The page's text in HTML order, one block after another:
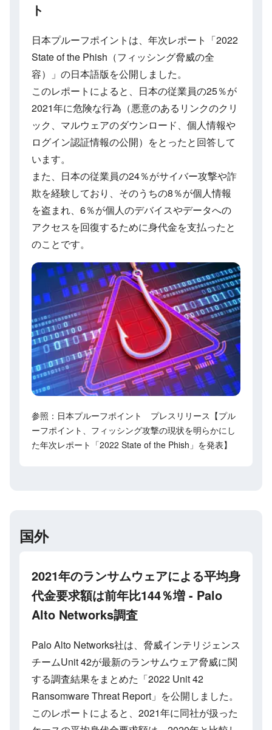
ト
日本プルーフポイントは、年次レポート「2022
State of the Phish（フィッシング脅威の全
容）」の日本語版を公開しました。
このレポートによると、日本の従業員の25％が
2021年に危険な行為（悪意のあるリンクのクリ
ック、マルウェアのダウンロード、個人情報や
ログイン認証情報の公開）をとったと回答して
います。
また、日本の従業員の24％がサイバー攻撃や詐
欺を経験しており、そのうちの8％が個人情報
を盗まれ、6％が個人のデバイスやデータへの
アクセスを回復するために身代金を支払ったと
のことです。
参照：日本プルーフポイント プレスリリース【プル
ーフポイント、フィッシング攻撃の現状を明らかにし
た年次レポート「2022 State of the Phish」を発表】
国外
2021年のランサムウェアによる平均身
代金要求額は前年比144％増 - Palo
Alto Networks調査
Palo Alto Networks社は、脅威インテリジェンス
チームUnit 42が最新のランサムウェア脅威に関
する調査結果をまとめた「2022 Unit 42
Ransomware Threat Report」を公開しました。
このレポートによると、2021年に同社が扱った